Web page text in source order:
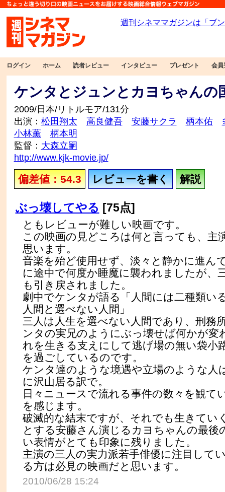
ログイン ホーム 読者レビュー インタビュー プレゼント 会員
ケンタとジュンとカヨちゃんの
2009/日本/リトルモア/131分
出演： 松田翔太 高良健吾 安藤サクラ 柄本佑
小林薫
柄本明
監督： 大森立嗣
http://www.kjk-movie.jp/
偏差値：54.3 レビューを書く 解説
ぶっ壊してやる [75点]
ともレビューが難しい映画です。
この映画の見どころは何と言っても、主
思います。
音楽を殆ど使用せず、淡々と静かに進ん
に途中で何度か睡魔に襲われましたが、
も引き戻されました。
劇中でケンタが語る「人間には二種類い
人間と選べない人間」
三人は人生を選べない人間であり、刑務
ンタの実兄のようにぶっ壊せば何かが変
れを生きる支えにして逃げ場の無い袋小
を過ごしているのです。
ケンタ達のような境遇や立場のような人
に沢山居る訳で。
日々ニュースで流れる事件の数々を観て
を感じます。
破滅的な結末ですが、それでも生きてい
とする安藤さん演じるカヨちゃんの最後
い表情がとても印象に残りました。
主演の三人の実力派若手俳優に注目して
る方は必見の映画だと思います。
2010/06/28 15:24